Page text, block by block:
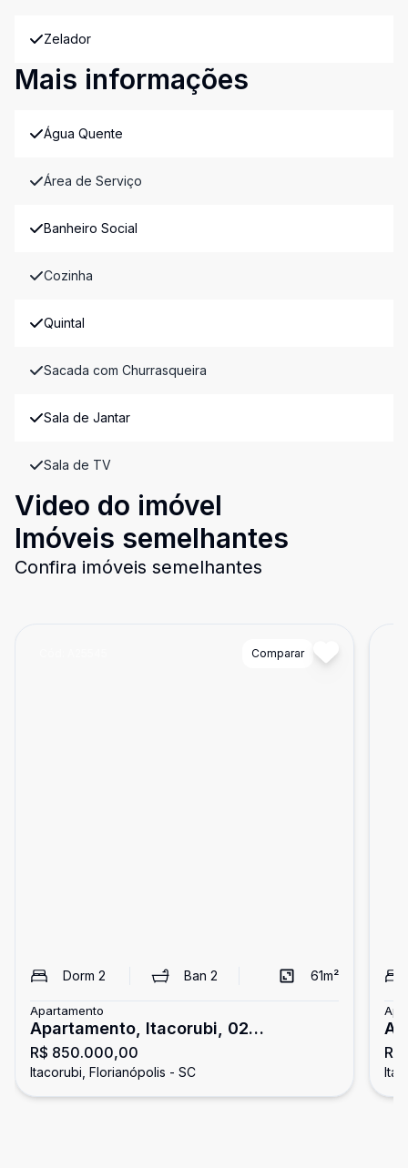
Zelador
Mais informações
Água Quente
Área de Serviço
Banheiro Social
Cozinha
Quintal
Sacada com Churrasqueira
Sala de Jantar
Sala de TV
Video do imóvel
Imóveis semelhantes
Confira imóveis semelhantes
Comparar
Dorm 2 Ban2 61m²
Apartamento
Apartamento, Itacorubi, 02
Dormitórios/01 Suíte
R$ 850.000,00
Itacorubi, Florianópolis - SC